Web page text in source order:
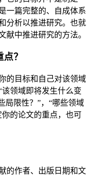
一篇完整的、自成体系
分析以推进研究。也就
献中推进研究的方法。
？
的目标和自己对该领域
领域即将发生什么变
局限性？”，“哪些领域
的论文的重点，也可
的作者、出版日期和文